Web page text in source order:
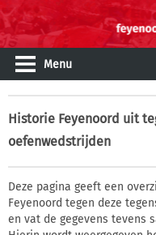
Menu
Historie Feyenoord uit
oefenwedstrijden
Deze pagina geeft een
Feyenoord tegen deze
en vat de gegevens tevens